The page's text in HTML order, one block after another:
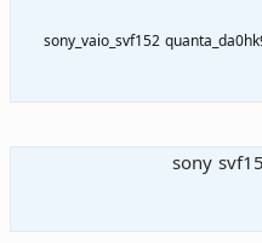
sony_vaio_svf152
sony